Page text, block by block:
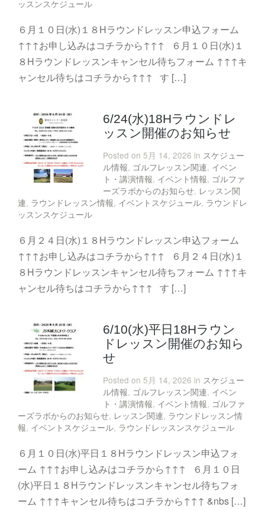
ッスンスケジュール
６月１０日(水)１８Hラウンドレッスン申込フォーム
↑↑↑お申し込みはコチラから↑↑↑ ６月１０日(水)１
８Hラウンドレッスンキャンセル待ちフォーム ↑↑↑キ
ャンセル待ちはコチラから↑↑↑ す […]
6/24(水)18Hラウンドレ
ッスン開催のお知らせ
Posted on 5月 14, 2026 in スケジュー
ル情報, ゴルフレッスン関連, イベン
ト・講演情報, イベント情報, ゴルファ
ーズラボからのお知らせ, レッスン関
連, ラウンドレッスン情報, イベントスケジュール, ラウンドレ
ッスンスケジュール
６月２４日(水)１８Hラウンドレッスン申込フォーム
↑↑↑お申し込みはコチラから↑↑↑ ６月２４日(水)１
８Hラウンドレッスンキャンセル待ちフォーム ↑↑↑キ
ャンセル待ちはコチラから↑↑↑ す […]
6/10(水)平日18Hラウン
ドレッスン開催のお知ら
せ
Posted on 5月 14, 2026 in スケジュー
ル情報, ゴルフレッスン関連, イベン
ト・講演情報, イベント情報, ゴルファ
ーズラボからのお知らせ, レッスン関連, ラウンドレッスン情
報, イベントスケジュール, ラウンドレッスンスケジュール
６月１０日(水)平日１８Hラウンドレッスン申込フォ
ーム ↑↑↑お申し込みはコチラから↑↑↑ ６月１０日
(水)平日１８Hラウンドレッスンキャンセル待ちフォ
ーム ↑↑↑キャンセル待ちはコチラから↑↑↑ &nbs […]